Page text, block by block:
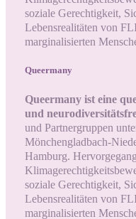
soziale Gerechtigkeit,
Lebensrealitäten von
marginalisierten
Queermany
Queermany ist eine
und
und Partnergruppen
Mönchengladbach-
Hamburg.
soziale Gerechtigkeit,
Lebensrealitäten von
marginalisierten